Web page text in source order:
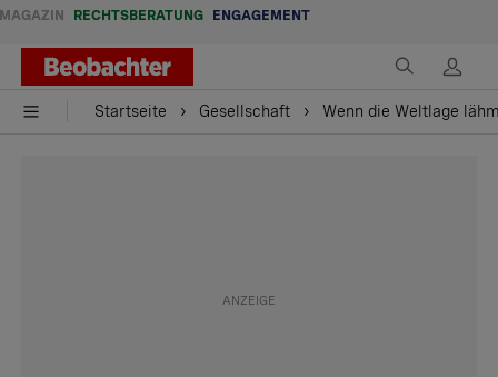
MAGAZIN RECHTSBERATUNG ENGAGEMENT
Startseite Gesellschaft Wenn die Weltlage